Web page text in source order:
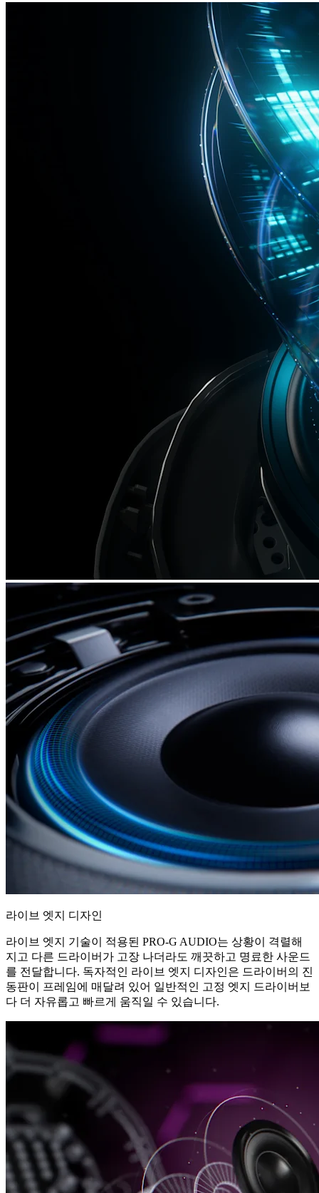
라이브 엣지 디자인
라이브 엣지 기술이 적용된 PRO-G AUDIO는 상황이 격렬해
지고 다른 드라이버가 고장 나더라도 깨끗하고 명료한 사운드
를 전달합니다. 독자적인 라이브 엣지 디자인은 드라이버의 진
동판이 프레임에 매달려 있어 일반적인 고정 엣지 드라이버보
다 더 자유롭고 빠르게 움직일 수 있습니다.